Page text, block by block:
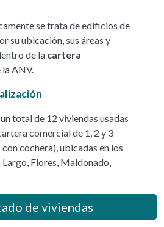
se trata de edificios de
su ubicación, sus áreas y
de la cartera
ANV.
total de 12 viviendas usadas
comercial de 1, 2 y 3
cochera), ubicadas en los
Flores, Maldonado,
de viviendas